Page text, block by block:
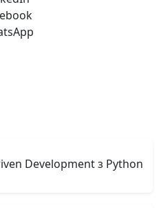
Development з Python